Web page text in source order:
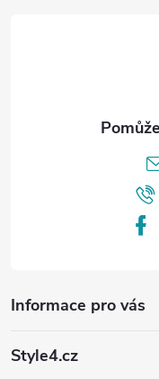
Informace pro vás
Style4.cz